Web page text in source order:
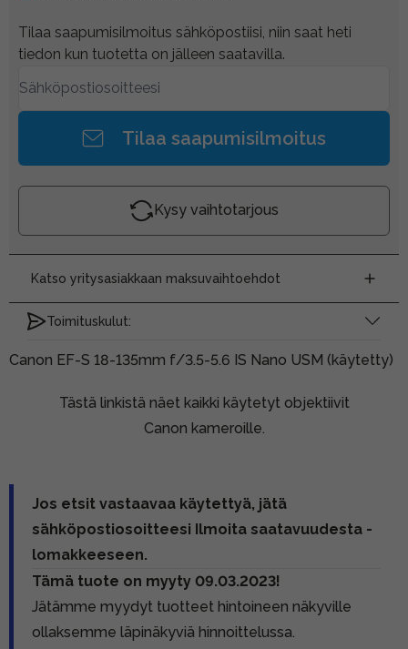
Tilaa saapumisilmoitus sähköpostiisi, niin saat heti
tiedon kun tuotetta on jälleen saatavilla.
Tilaa saapumisilmoitus
Kysy vaihtotarjous
Katso yritysasiakkaan maksuvaihtoehdot
Toimituskulut:
Canon EF-S 18-135mm f/3.5-5.6 IS Nano USM (käytetty)
Tästä linkistä näet kaikki käytetyt objektiivit
Canon kameroille.
Jos etsit vastaavaa käytettyä, jätä
sähköpostiosoitteesi Ilmoita saatavuudesta -
lomakkeeseen.
Tämä tuote on myyty 09.03.2023!
Jätämme myydyt tuotteet hintoineen näkyville
ollaksemme läpinäkyviä hinnoittelussa.